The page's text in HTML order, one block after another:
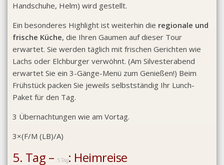
Handschuhe, Helm) wird gestellt.
Ein besonderes Highlight ist weiterhin die regionale und
frische Küche, die Ihren Gaumen auf dieser Tour
erwartet. Sie werden täglich mit frischen Gerichten wie
Lachs oder Elchburger verwöhnt. (Am Silvesterabend
erwartet Sie ein 3-Gänge-Menü zum Genießen!) Beim
Frühstück packen Sie jeweils selbstständig Ihr Lunch-
Paket für den Tag.
3 Übernachtungen wie am Vortag.
3×(F/M (LB)/A)
5. Tag – 5 Tag: Heimreise